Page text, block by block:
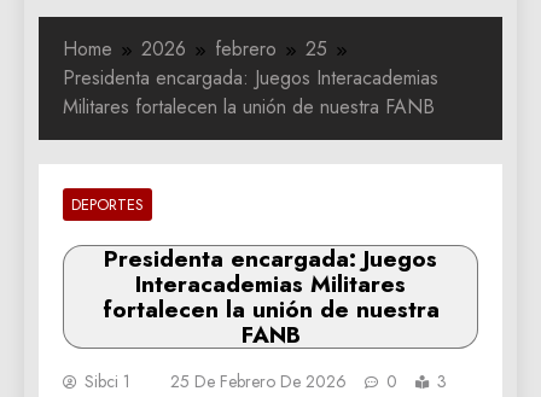
Home 2026 febrero
25
Presidenta encargada: Juegos Interacademias
Militares fortalecen la unión de nuestra FANB
DEPORTES
Presidenta encargada: Juegos
Interacademias Militares
fortalecen la unión de nuestra
FANB
Sibci 1 25 De Febrero De 2026 0
3